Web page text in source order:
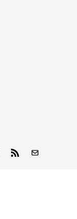
LinkedInFeed